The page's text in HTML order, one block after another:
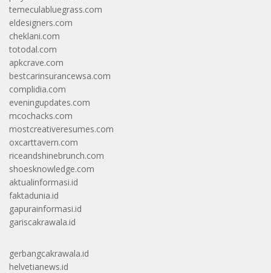
temeculabluegrass.com
eldesigners.com
cheklani.com
totodal.com
apkcrave.com
bestcarinsurancewsa.com
complidia.com
eveningupdates.com
mcochacks.com
mostcreativeresumes.com
oxcarttavern.com
riceandshinebrunch.com
shoesknowledge.com
aktualinformasi.id
faktadunia.id
gapurainformasi.id
gariscakrawala.id
gerbangcakrawala.id
helvetianews.id